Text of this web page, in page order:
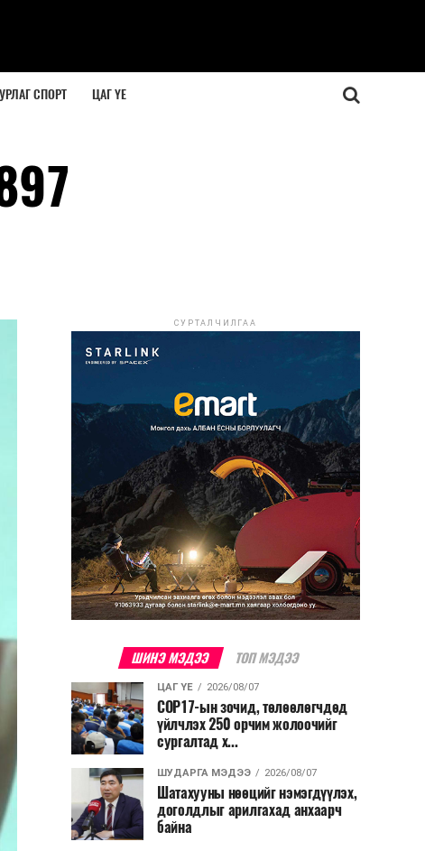
УРЛАГ СПОРТ ЦАГ ҮЕ
СУРТАЛЧИЛГАА
ШИНЭ МЭДЭЭ ТОП МЭДЭЭ
ЦАГ ҮЕ 2026/08/07
COP17-ын зочид, төлөөлөгчдөд
үйлчлэх 250 орчим жолоочийг
сургалтад х...
ШУДАРГА МЭДЭЭ 2026/08/07
Шатахууны нөөцийг нэмэгдүүлэх,
доголдлыг арилгахад анхаарч
байна